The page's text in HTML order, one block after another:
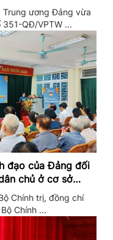
Đảng và Văn
Đảng
Trung ương Đảng vừa
351-QĐ/VPTW ...
đạo của Đảng đối
chủ ở cơ sở
Chính trị, đồng chí
Chính ...